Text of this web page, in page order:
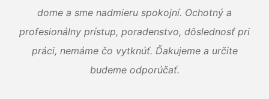
dome a sme nadmieru spokojní. Ochotný a
profesionálny prístup, poradenstvo, dôslednosť pri
práci, nemáme čo vytknúť. Ďakujeme a určite
budeme odporúčať.